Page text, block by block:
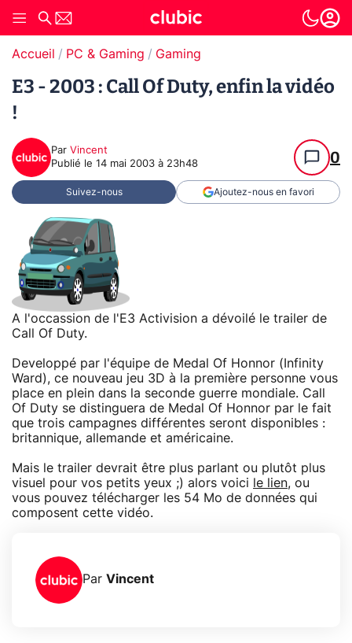
Accueil PC & Gaming Gaming
E3 - 2003 : Call Of Duty, enfin la vidéo
!
Par Vincent
Publié le 14 mai 2003 à 23h48 0
Suivez-nous Ajoutez-nous en favori
A l'occassion de l'E3 Activision a dévoilé le trailer de
Call Of Duty.
Developpé par l'équipe de Medal Of Honnor (Infinity
Ward), ce nouveau jeu 3D à la première personne vous
place en plein dans la seconde guerre mondiale. Call
Of Duty se distinguera de Medal Of Honnor par le fait
que trois campagnes différentes seront disponibles :
britannique, allemande et américaine.
Mais le trailer devrait être plus parlant ou plutôt plus
visuel pour vos petits yeux ;) alors voici
le lien, ou
vous pouvez télécharger les 54 Mo de données qui
composent cette vidéo.
Par Vincent